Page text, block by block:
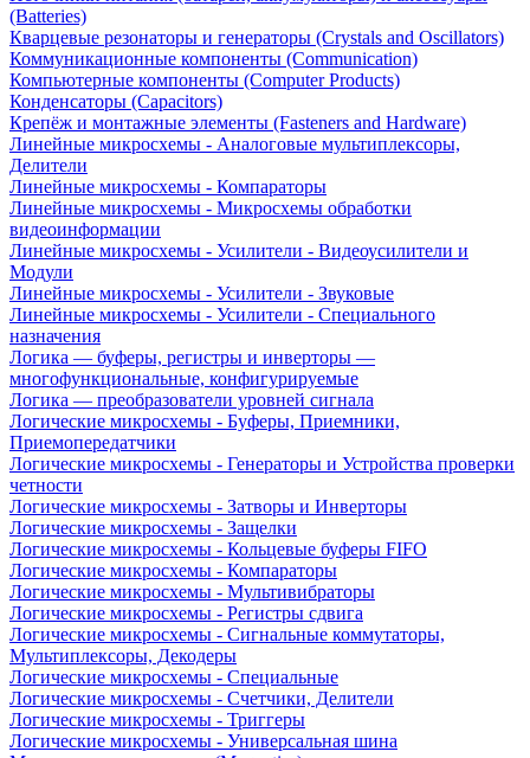
(Batteries)
Кварцевые резонаторы и генераторы (Crystals and Oscillators)
Коммуникационные компоненты (Communication)
Компьютерные компоненты (Computer Products)
Конденсаторы (Capacitors)
Крепёж и монтажные элементы (Fasteners and Hardware)
Линейные микросхемы - Аналоговые мультиплексоры,
Делители
Линейные микросхемы - Компараторы
Линейные микросхемы - Микросхемы обработки
видеоинформации
Линейные микросхемы - Усилители - Видеоусилители и
Модули
Линейные микросхемы - Усилители - Звуковые
Линейные микросхемы - Усилители - Специального
назначения
Логика — буферы, регистры и инверторы —
многофункциональные, конфигурируемые
Логика — преобразователи уровней сигнала
Логические микросхемы - Буферы, Приемники,
Приемопередатчики
Логические микросхемы - Генераторы и Устройства проверки
четности
Логические микросхемы - Затворы и Инверторы
Логические микросхемы - Защелки
Логические микросхемы - Кольцевые буферы FIFO
Логические микросхемы - Компараторы
Логические микросхемы - Мультивибраторы
Логические микросхемы - Регистры сдвига
Логические микросхемы - Сигнальные коммутаторы,
Мультиплексоры, Декодеры
Логические микросхемы - Специальные
Логические микросхемы - Счетчики, Делители
Логические микросхемы - Триггеры
Логические микросхемы - Универсальная шина